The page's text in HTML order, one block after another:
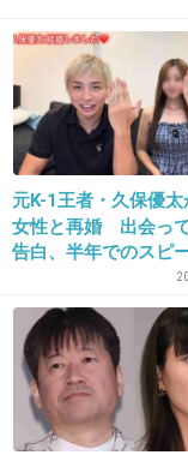
17. 匿名 2016/01/24(日) 12:52:36
私も高血圧症
産です。ちっさ
います。。二
体重児で出産
か？
元K-1王者・久保優
女性と再婚 出会っ
告白、半年でのスピ